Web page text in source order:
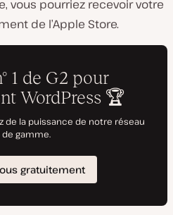
vous pourriez recevoir votre
de l’Apple Store.